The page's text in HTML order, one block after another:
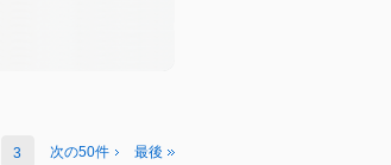
3 次の50件 最後